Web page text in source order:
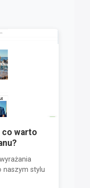
co warto
naszym stylu